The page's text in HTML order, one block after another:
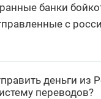
банки
с
деньги из
переводов?